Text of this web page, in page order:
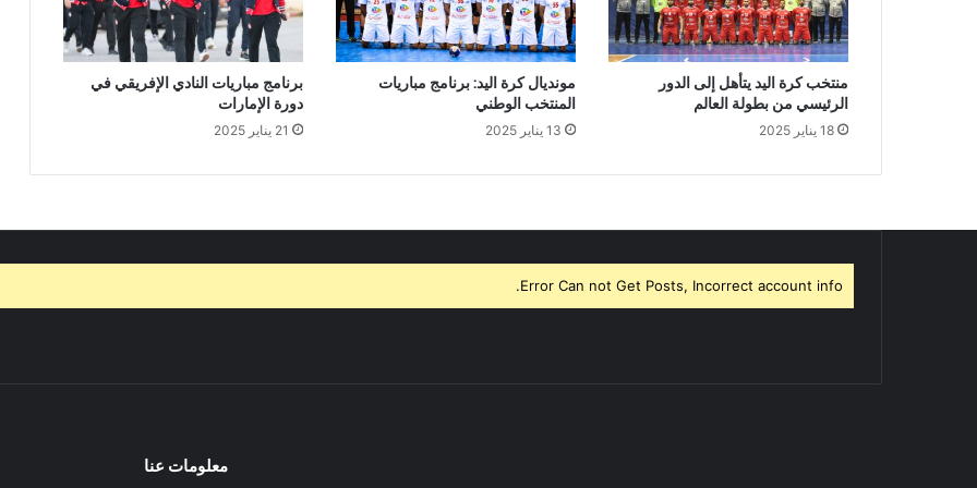
منتخب كرة اليد يتأهل إلى الدور
الرئيسي من بطولة العالم
18 يناير 2025
مونديال كرة اليد: برنامج مباريات
المنتخب الوطني
13 يناير 2025
برنامج مباريات النادي الإفريقي في
دورة الإمارات
21 يناير 2025
Error Can not Get Posts, Incorrect account info.
معلومات عنا